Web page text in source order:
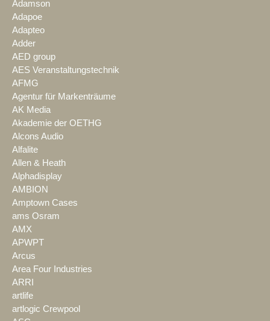
Adamson
Adapoe
Adapteo
Adder
AED group
AES Veranstaltungstechnik
AFMG
Agentur für Markenträume
AK Media
Akademie der OETHG
Alcons Audio
Alfalite
Allen & Heath
Alphadisplay
AMBION
Amptown Cases
ams Osram
AMX
APWPT
Arcus
Area Four Industries
ARRI
artlife
artlogic Crewpool